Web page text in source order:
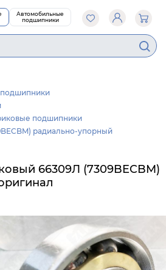
Автомобильные
подшипники
подшипники
радиально-упорный
66309Л (7309BECBM)